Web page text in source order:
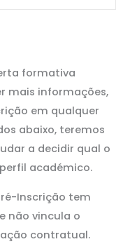
formativa
mais informações,
em qualquer
abaixo, teremos
a decidir qual o
académico.
Inscrição tem
não vincula o
contratual.